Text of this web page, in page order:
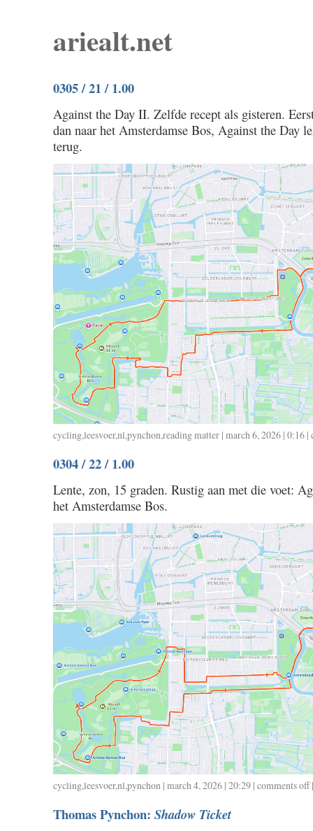
ariealt.net
0305 / 21 / 1.00
Against the Day II. Zelfde recept als gisteren.
dan naar het Amsterdamse Bos, Against the Day
terug.
cycling,leesvoer,nl,pynchon,reading matter | march 6, 2026 | 0:16 |
0304 / 22 / 1.00
Lente, zon, 15 graden. Rustig aan met die voet:
het Amsterdamse Bos.
cycling,leesvoer,nl,pynchon | march 4, 2026 | 20:29 | comments off|
Thomas Pynchon: Shadow Ticket